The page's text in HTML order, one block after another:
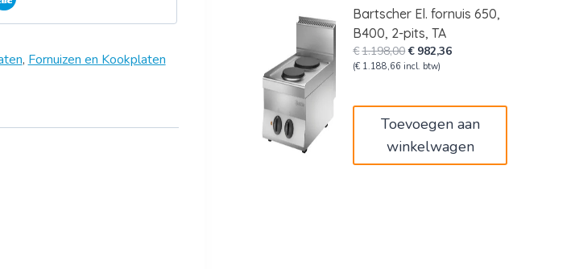
, Fornuizen en Kookplaten
Bartscher El. fornuis 650,
B400, 2-pits, TA
€1.198,00Oorspronkelijke
prijs
€ 982,36Huidige
(€ 1.188,66 incl. btw)
Toevoegen aan
winkelwagen